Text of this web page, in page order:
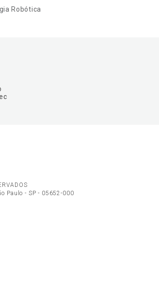
Robótica
Paulo - SP - 05652-000